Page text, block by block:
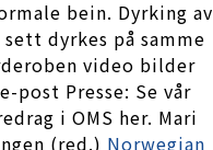
bein. Dyrking av
dyrkes på samme
video bilder
post Presse: Se vår
i OMS her. Mari
(red.) Norwegian